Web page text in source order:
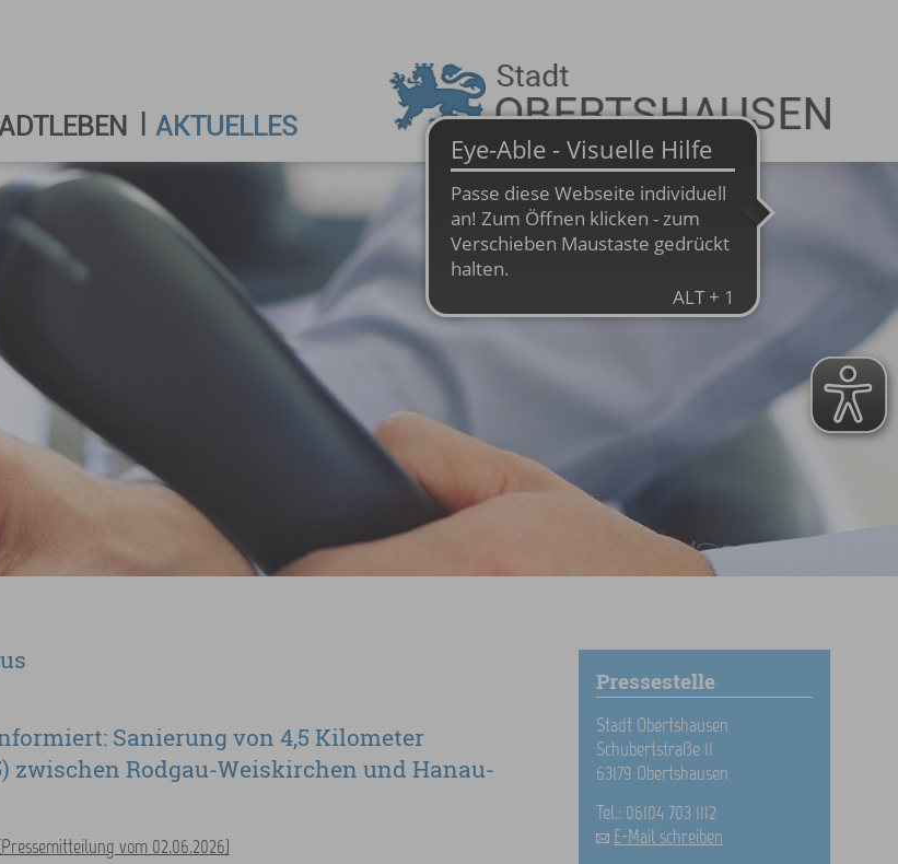
AKTUELLES
Sanierung von 4,5 Kilometer
zwischen Rodgau-Weiskirchen und Hanau-
vom 02.06.2026)
Pressestelle
Stadt Obertshausen
Schubertstraße 11
63179 Obertshausen
Tel.: 06104 703 1112
E-Mail schreiben